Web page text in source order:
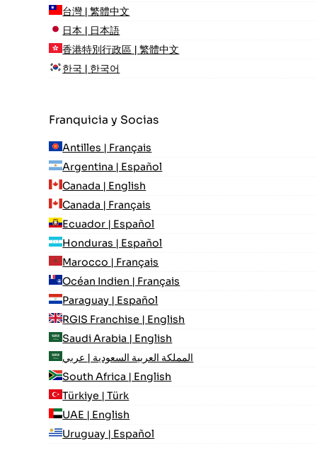
台灣 | 繁體中文
日本 | 日本語
香港特別行政區 | 繁體中文
한국 | 한국어
Franquicia y Socias
Antilles | Français
Argentina | Español
Canada | English
Canada | Français
Ecuador | Español
Honduras | Español
Marocco | Français
Océan Indien | Français
Paraguay | Español
RGIS Franchise | English
Saudi Arabia | English
المملكة العربية السعودية | عربي
South Africa | English
Türkiye | Türk
UAE | English
Uruguay | Español